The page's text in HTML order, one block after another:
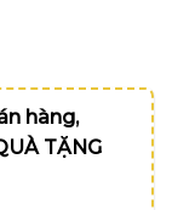
hàng,
TẶNG